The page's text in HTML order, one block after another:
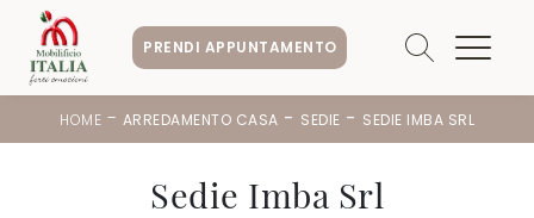
PRENDI APPUNTAMENTO
HOME - ARREDAMENTO CASA - SEDIE - SEDIE IMBA SRL
Sedie Imba Srl